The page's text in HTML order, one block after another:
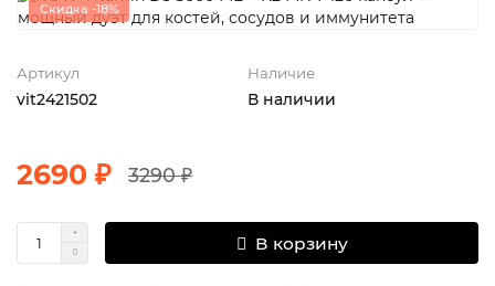
Скидка -18%
Артикул
vit2421502
Наличие
В наличии
2690 ₽ 3290 ₽
В корзину